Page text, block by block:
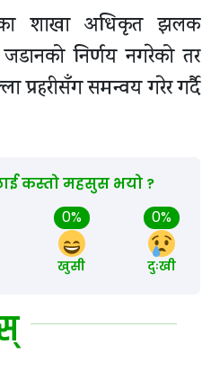
शाखा अधिकृत झलक
निर्णय नगरेको तर
प्रहरीसँग समन्वय गरेर गर्दै
कस्तो महसुस भयो ?
0%
खुसी
0%
दुःखी